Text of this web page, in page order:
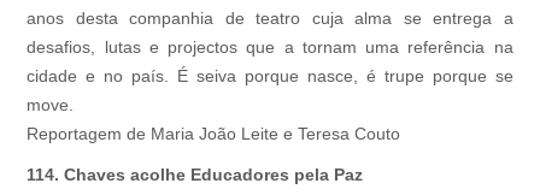
anos desta companhia de teatro cuja alma se entrega a
desafios, lutas e projectos que a tornam uma referência na
cidade e no país. É seiva porque nasce, é trupe porque se
move.
Reportagem de Maria João Leite e Teresa Couto
114. Chaves acolhe Educadores pela Paz